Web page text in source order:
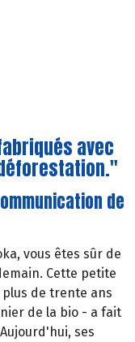
avec
de
vous êtes sûr de
Cette petite
de trente ans
de la bio - a fait
ses